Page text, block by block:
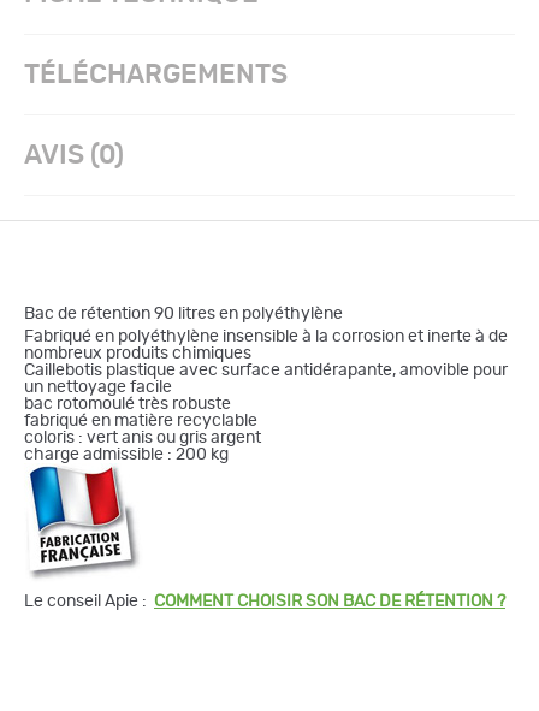
TÉLÉCHARGEMENTS
AVIS (0)
Bac de rétention 90 litres en polyéthylène
Fabriqué en polyéthylène insensible à la corrosion et inerte à de
nombreux produits chimiques
Caillebotis plastique avec surface antidérapante, amovible pour
un nettoyage facile
bac rotomoulé très robuste
fabriqué en matière recyclable
coloris : vert anis ou gris argent
charge admissible : 200 kg
Le conseil Apie : COMMENT CHOISIR SON BAC DE RÉTENTION ?